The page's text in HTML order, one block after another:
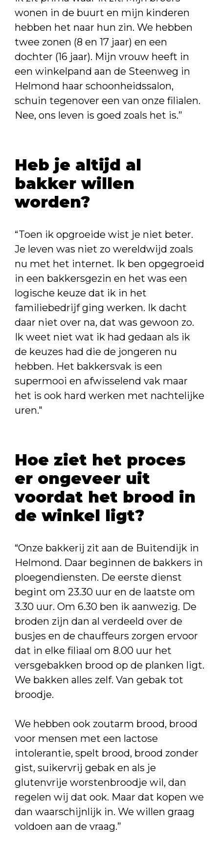
wonen in de buurt en mijn kinderen
hebben het naar hun zin. We hebben
twee zonen (8 en 17 jaar) en een
dochter (16 jaar). Mijn vrouw heeft in
een winkelpand aan de Steenweg in
Helmond haar schoonheidssalon,
schuin tegenover een van onze filialen.
Nee, ons leven is goed zoals het is.”
Heb je altijd al
bakker willen
worden?
“Toen ik opgroeide wist je niet beter.
Je leven was niet zo wereldwijd zoals
nu met het internet. Ik ben opgegroeid
in een bakkersgezin en het was een
logische keuze dat ik in het
familiebedrijf ging werken. Ik dacht
daar niet over na, dat was gewoon zo.
Ik weet niet wat ik had gedaan als ik
de keuzes had die de jongeren nu
hebben. Het bakkersvak is een
supermooi en afwisselend vak maar
het is ook hard werken met nachtelijke
uren."
Hoe ziet het proces
er ongeveer uit
voordat het brood in
de winkel ligt?
“Onze bakkerij zit aan de Buitendijk in
Helmond. Daar beginnen de bakkers in
ploegendiensten. De eerste dienst
begint om 23.30 uur en de laatste om
3.30 uur. Om 6.30 ben ik aanwezig. De
broden zijn dan al verdeeld over de
busjes en de chauffeurs zorgen ervoor
dat in elke filiaal om 8.00 uur het
versgebakken brood op de planken ligt.
We bakken alles zelf. Van gebak tot
broodje.
We hebben ook zoutarm brood, brood
voor mensen met een lactose
intolerantie, spelt brood, brood zonder
gist, suikervrij gebak en als je
glutenvrije worstenbroodje wil, dan
regelen wij dat ook. Maar dat kopen we
dan waarschijnlijk in. We willen graag
voldoen aan de vraag.”